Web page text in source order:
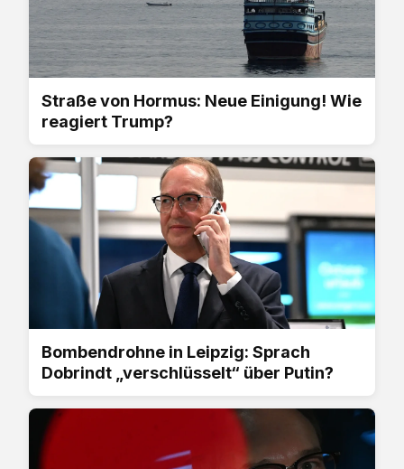
Straße von Hormus: Neue Einigung! Wie
reagiert Trump?
Bombendrohne in Leipzig: Sprach
Dobrindt „verschlüsselt“ über Putin?